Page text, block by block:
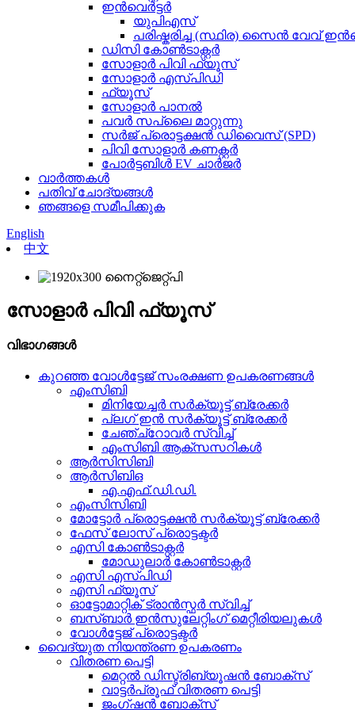
ഇൻവെർട്ടർ
യുപിഎസ്
പരിഷ്കരിച്ച (സ്ഥിര) സൈൻ വേവ്
ഡിസി കോൺടാക്റ്റർ
സോളാർ പിവി ഫ്യൂസ്
സോളാർ എസ്പിഡി
ഫ്യൂസ്
സോളാർ പാനൽ
പവർ സപ്ലൈ മാറ്റുന്നു
സർജ് പ്രൊട്ടക്ഷൻ ഡിവൈസ് (SPD)
പിവി സോളാർ കണക്റ്റർ
പോർട്ടബിൾ EV ചാർജർ
വാർത്തകൾ
പതിവ് ചോദ്യങ്ങൾ
ഞങ്ങളെ സമീപിക്കുക
English
中文
സോളാർ പിവി ഫ്യൂസ്
വിഭാഗങ്ങൾ
കുറഞ്ഞ വോൾട്ടേജ് സംരക്ഷണ ഉപകരണങ്ങൾ
എംസിബി
മിനിയേച്ചർ സർക്യൂട്ട് ബ്രേക്കർ
പ്ലഗ് ഇൻ സർക്യൂട്ട് ബ്രേക്കർ
ചേഞ്ച്‌റോവർ സ്വിച്ച്
എംസിബി ആക്‌സസറികൾ
ആർസിസിബി
ആർ‌സി‌ബി‌ഒ
എ.എഫ്.ഡി.ഡി.
എംസിസിബി
മോട്ടോർ പ്രൊട്ടക്ഷൻ സർക്യൂട്ട് ബ്രേക്കർ
ഫേസ് ലോസ് പ്രൊട്ടക്ടർ
എസി കോൺടാക്റ്റർ
മോഡുലാർ കോൺടാക്റ്റർ
എസി എസ്പിഡി
എസി ഫ്യൂസ്
ഓട്ടോമാറ്റിക് ട്രാൻസ്ഫർ സ്വിച്ച്
ബസ്ബാർ ഇൻസുലേറ്റിംഗ് മെറ്റീരിയലുകൾ
വോൾട്ടേജ് പ്രൊട്ടക്ടർ
വൈദ്യുത നിയന്ത്രണ ഉപകരണം
വിതരണ പെട്ടി
മെറ്റൽ ഡിസ്ട്രിബ്യൂഷൻ ബോക്സ്
വാട്ടർപ്രൂഫ് വിതരണ പെട്ടി
ജംഗ്ഷൻ ബോക്സ്